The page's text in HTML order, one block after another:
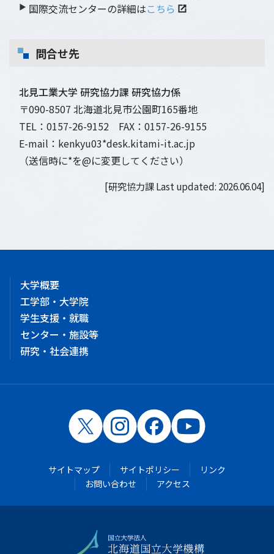
▶ 国際交流センターの詳細はこちら
問合せ先
北見工業大学 研究協力課 研究協力係
〒090-8507 北海道北見市公園町165番地
TEL：0157-26-9152 FAX：0157-26-9155
E-mail：kenkyu03*desk.kitami-it.ac.jp
（送信時に*を@に変更してください）
[研究協力課 Last updated: 2026.06.04]
大学概要
工学部・大学院
学生支援・就職
センター・施設等
研究・社会連携
サイトマップ サイトポリシー
リンク
お問い合わせ
アクセス